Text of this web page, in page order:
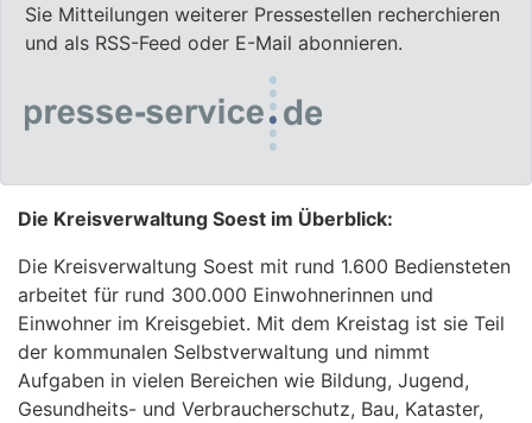
Sie Mitteilungen weiterer Pressestellen recherchieren
und als RSS-Feed oder E-Mail abonnieren.
Die Kreisverwaltung Soest im Überblick:
Die Kreisverwaltung Soest mit rund 1.600 Bediensteten
arbeitet für rund 300.000 Einwohnerinnen und
Einwohner im Kreisgebiet. Mit dem Kreistag ist sie Teil
der kommunalen Selbstverwaltung und nimmt
Aufgaben in vielen Bereichen wie Bildung, Jugend,
Gesundheits- und Verbraucherschutz, Bau, Kataster,